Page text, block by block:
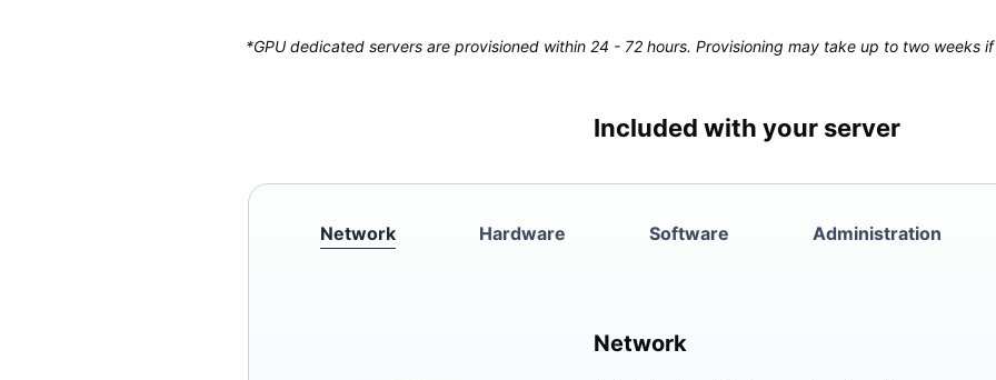
*GPU dedicated servers are provisioned within 24 - 72 hours. Provisioning may take up to two weeks
Included with your server
Network Hardware Software Administration
Network